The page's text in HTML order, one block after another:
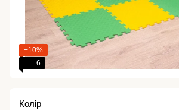
−10%
6
Колір